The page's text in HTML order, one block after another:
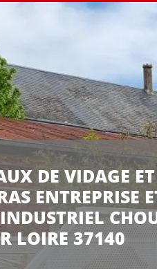
DE VIDAGE ET
ENTREPRISE
LOIRE 37140